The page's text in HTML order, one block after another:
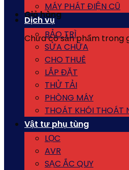
Giỏ hàng
Chưa có sản phẩm trong
MÁY PHÁT ĐIỆN CŨ
Dịch vụ
BẢO TRÌ
SỬA CHỮA
CHO THUÊ
LẮP ĐẶT
THỬ TẢI
PHÒNG MÁY
THOÁT KHÓI THOÁT
Vật tư phụ tùng
LỌC
AVR
SẠC ẮC QUY